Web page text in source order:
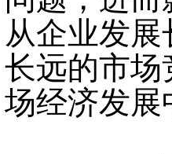
从企业发
长远的市
场经济发